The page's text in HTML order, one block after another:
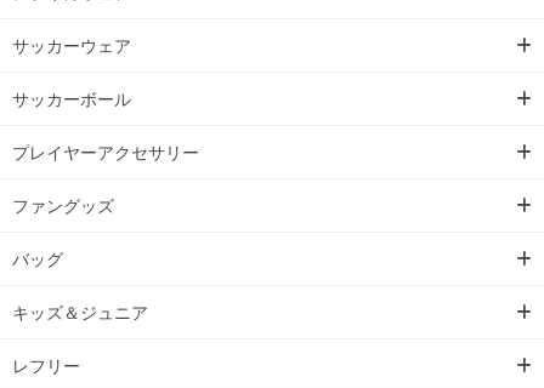
サッカーウェア
サッカーボール
プレイヤーアクセサリー
ファングッズ
バッグ
キッズ＆ジュニア
レフリー